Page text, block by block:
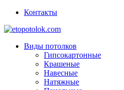
Контакты
Виды потолков
Гипсокартонные
Крашеные
Навесные
Натяжные